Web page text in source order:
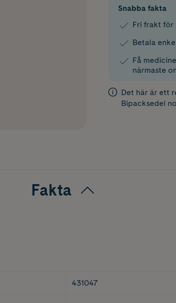
Snabba fakta
Fri frakt för
Betala
Få
närmaste
Det här är ett
Bipacksedel
Fakta
431047